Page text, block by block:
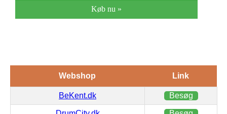
Køb nu »
Webshop Link
BeKent.dk Besøg